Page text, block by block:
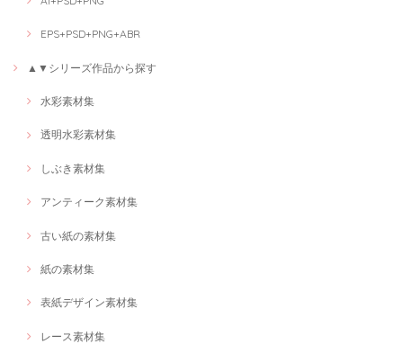
EPS+PSD+PNG+ABR
▲▼シリーズ作品から探す
水彩素材集
透明水彩素材集
しぶき素材集
アンティーク素材集
古い紙の素材集
紙の素材集
表紙デザイン素材集
レース素材集